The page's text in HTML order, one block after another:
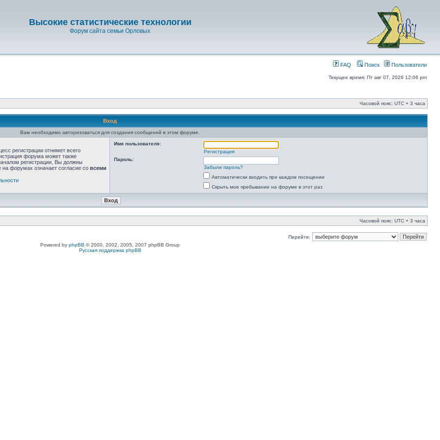
Высокие статистические технологии
Форум сайта семьи Орловых
FAQ Поиск Пользователи
Текущее время: Пт авг 07, 2026 12:06 pm
Часовой пояс: UTC + 3 часа
Вход
Вам необходимо авторизоваться для создания сообщений в этом форуме.
регистрации отнимет всего
форума может также
регистрации, Вы должны
форумах означает согласие со всеми
Имя пользователя:
Регистрация
Пароль:
Забыли пароль?
Автоматически входить при каждом посещении
Скрыть мое пребывание на форуме в этот раз
Часовой пояс: UTC + 3 часа
Перейти:
Powered by phpBB © 2000, 2002, 2005, 2007 phpBB Group
Русская поддержка phpBB